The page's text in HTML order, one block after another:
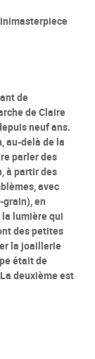
de
de Claire
neuf ans.
au-delà de la
parler des
à partir des
avec
grain), en
la lumière qui
des petites
la joaillerie
était de
deuxième est